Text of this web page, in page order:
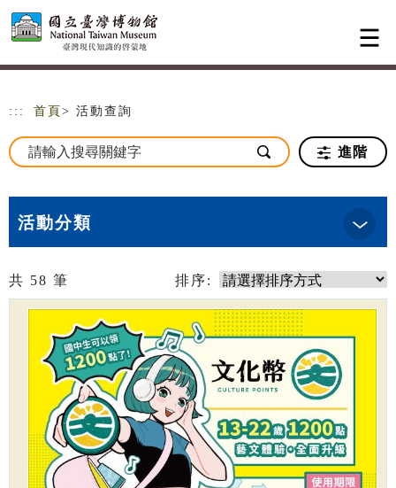
跳到主要內容
網站導覽
::: 首頁 > 活動查詢
進階
活動分類
共 58 筆 排序: